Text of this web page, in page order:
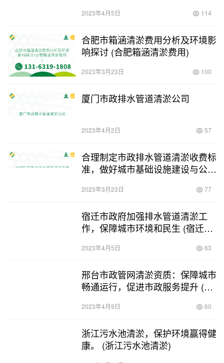
2023年4月5日 114
合肥市箱涵清淤费用分析及环境影
响探讨 (合肥箱涵清淤费用)
2023年3月23日 100
厦门市政排水管道清淤公司
2023年4月2日 57
合理制定市政排水管道清淤收费标
准，做好城市基础设施建设与公共
标准)
2023年3月23日 77
宿迁市政府加强排水管道清淤工
作，保障城市环境和民生 (宿迁排
2023年4月5日 63
邢台市政管网清淤资质：保障城市
畅通运行，促进市政服务提升 (邢
2023年4月9日 60
浙江污水池清淤，保护环境赢得健
康。 (浙江污水池清淤)